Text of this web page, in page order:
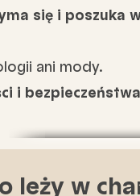
się i poszuka
ani mody.
i
leży w